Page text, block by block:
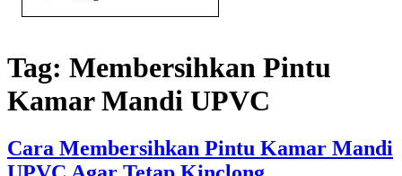
Tag: Membersihkan Pintu
Kamar Mandi UPVC
Cara Membersihkan Pintu Kamar Mandi